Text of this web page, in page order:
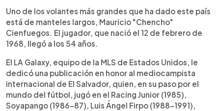
► Escuchar artículo
Uno de los volantes más grandes que ha dado este país
está de manteles largos, Mauricio "Chencho"
Cienfuegos. El jugador, que nació el 12 de febrero de
1968, llegó a los 54 años.
El LA Galaxy, equipo de la MLS de Estados Unidos, le
dedicó una publicación en honor al mediocampista
internacional de El Salvador, quien, en su paso por el
mundo del fútbol, jugó en el Racing Junior (1985),
Soyapango (1986-87), Luis Ángel Firpo (1988-1991),